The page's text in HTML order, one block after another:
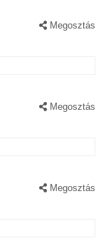
Megosztás
Megosztás
Megosztás